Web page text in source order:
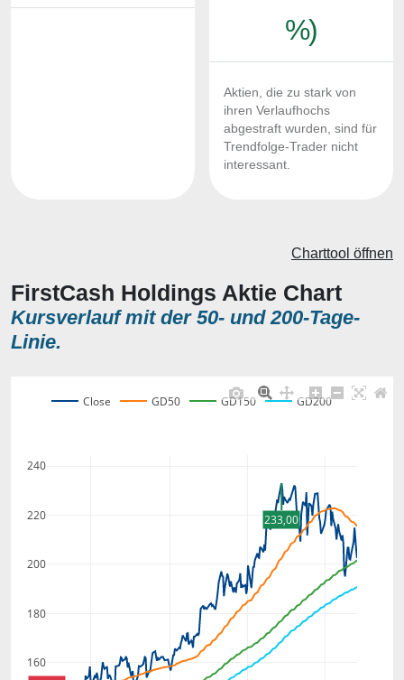
%)
Aktien, die zu stark von
ihren Verlaufhochs
abgestraft wurden, sind für
Trendfolge-Trader nicht
interessant.
FirstCash Holdings Aktie Chart
Kursverlauf mit der 50- und 200-Tage-
Linie.
Charttool öffnen
160
180
200
220
240
Close GD50 GD150 GD200
233,00